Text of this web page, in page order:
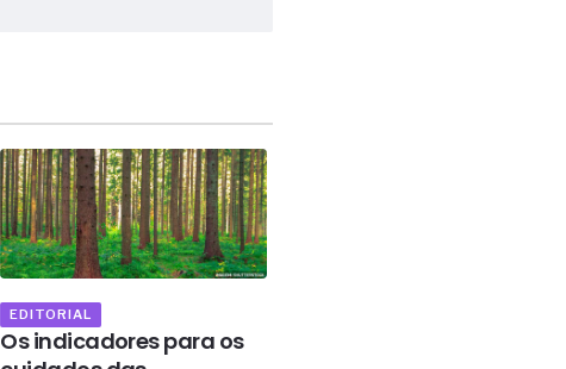
EDITORIAL
Os indicadores para os